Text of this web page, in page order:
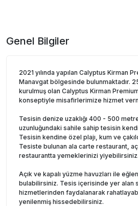
Genel Bilgiler
2021 yılında yapılan Calyptus Kirman
Manavgat bölgesinde bulunmaktadır.
kurulmuş olan Calyptus Kirman
konseptiyle misafirlerimize hizmet
Tesisin denize uzaklığı 400 - 500
uzunluğundaki sahile sahip tesisin
Tesisin kendine özel plajı, kum ve
Tesiste bulunan ala carte restaurant,
restaurantta yemeklerinizi yiyebilirsiniz.
Açık ve kapalı yüzme havuzları ile
bulabilirsiniz. Tesis içerisinde yer alan
hizmetlerinden faydalanarak
yenilenmiş hissedebilirsiniz.